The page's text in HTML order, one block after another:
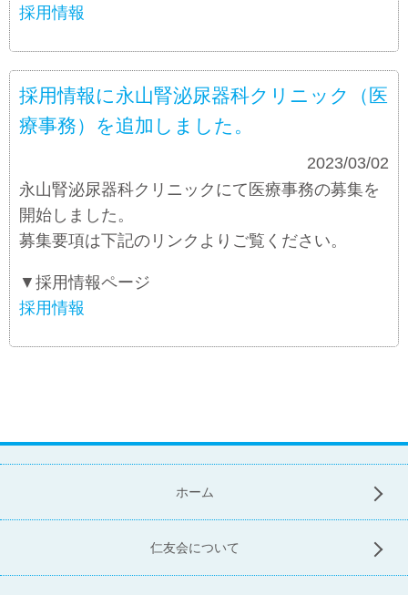
採用情報
採用情報に永山腎泌尿器科クリニック（医
療事務）を追加しました。
2023/03/02
永山腎泌尿器科クリニックにて医療事務の募集を
開始しました。
募集要項は下記のリンクよりご覧ください。
▼採用情報ページ
採用情報
ホーム
仁友会について